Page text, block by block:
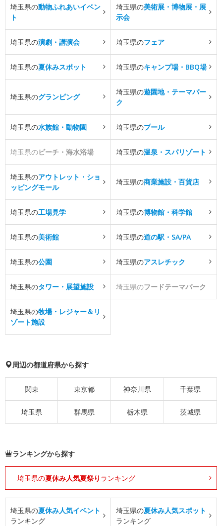
埼玉県の動物ふれあいイベン
ト
埼玉県の美術展・博物展・展
示会
埼玉県の演劇・講演会 埼玉県のフェア
埼玉県の夏休みスポット 埼玉県のキャンプ場・BBQ場
埼玉県のグランピング
埼玉県の遊園地・テーマパー
ク
埼玉県の水族館・動物園 埼玉県のプール
埼玉県のビーチ・海水浴場 埼玉県の温泉・スパリゾート
埼玉県のアウトレット・ショ
ッピングモール
埼玉県の商業施設・百貨店
埼玉県の工場見学 埼玉県の博物館・科学館
埼玉県の美術館 埼玉県の道の駅・SA/PA
埼玉県の公園 埼玉県のアスレチック
埼玉県のタワー・展望施設 埼玉県のフードテーマパーク
埼玉県の牧場・レジャー＆リ
ゾート施設
周辺の都道府県から探す
関東 東京都 神奈川県 千葉県
埼玉県 群馬県 栃木県 茨城県
ランキングから探す
埼玉県の夏休み人気夏祭り ランキング
埼玉県の夏休み人気イベント
ランキング
埼玉県の夏休み人気スポット
ランキング